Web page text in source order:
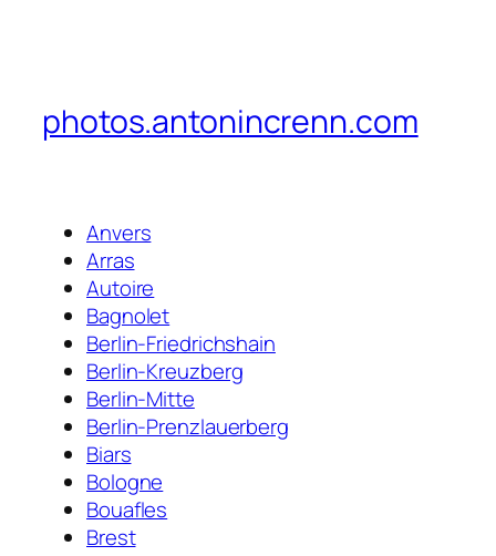
photos.antonincrenn.com
Anvers
Arras
Autoire
Bagnolet
Berlin-Friedrichshain
Berlin-Kreuzberg
Berlin-Mitte
Berlin-Prenzlauerberg
Biars
Bologne
Bouafles
Brest